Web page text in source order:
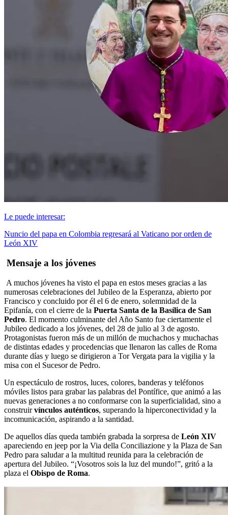
Le puede interesar:
Nuncio del papa en Colombia regresará al Vaticano por orden de
León XIV
Mensaje a los jóvenes
A muchos jóvenes ha visto el papa en estos meses gracias a las
numerosas celebraciones del Jubileo de la Esperanza, abierto por
Francisco y concluido por él el 6 de enero, solemnidad de la
Epifanía, con el cierre de la Puerta Santa de la Basílica de San
Pedro. El momento culminante del Año Santo fue ciertamente el
Jubileo dedicado a los jóvenes, del 28 de julio al 3 de agosto.
Protagonistas fueron más de un millón de muchachos y muchachas
de distintas edades y procedencias que llenaron las calles de Roma
durante días y luego se dirigieron a Tor Vergata para la vigilia y la
misa con el Sucesor de Pedro.
Un espectáculo de rostros, luces, colores, banderas y teléfonos
móviles listos para grabar las palabras del Pontífice, que animó a las
nuevas generaciones a no conformarse con la superficialidad, sino a
construirvínculos auténticos, superando la hiperconectividad y la
incomunicación, aspirando a la santidad.
De aquellos días queda también grabada la sorpresa de León XIV
apareciendo en jeep por la Via della Conciliazione y la Plaza de San
Pedro para saludar a la multitud reunida para la celebración de
apertura del Jubileo. “¡Vosotros sois la luz del mundo!”, gritó a la
plaza el Obispo de Roma.